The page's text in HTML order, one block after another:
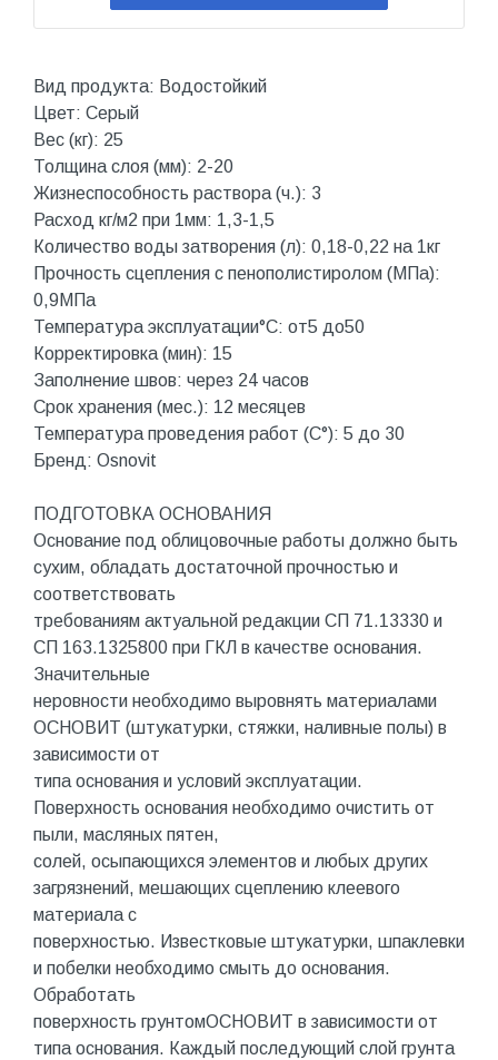
Вид продукта: Водостойкий
Цвет: Серый
Вес (кг): 25
Толщина слоя (мм): 2-20
Жизнеспособность раствора (ч.): 3
Расход кг/м2 при 1мм: 1,3-1,5
Количество воды затворения (л): 0,18-0,22 на 1кг
Прочность сцепления с пенополистиролом (МПа):
0,9МПа
Температура эксплуатации°C: от5 до50
Корректировка (мин): 15
Заполнение швов: через 24 часов
Срок хранения (мес.): 12 месяцев
Температура проведения работ (С°): 5 до 30
Бренд: Osnovit
ПОДГОТОВКА ОСНОВАНИЯ
Основание под облицовочные работы должно быть
сухим, обладать достаточной прочностью и
соответствовать
требованиям актуальной редакции СП 71.13330 и
СП 163.1325800 при ГКЛ в качестве основания.
Значительные
неровности необходимо выровнять материалами
ОСНОВИТ (штукатурки, стяжки, наливные полы) в
зависимости от
типа основания и условий эксплуатации.
Поверхность основания необходимо очистить от
пыли, масляных пятен,
солей, осыпающихся элементов и любых других
загрязнений, мешающих сцеплению клеевого
материала с
поверхностью. Известковые штукатурки, шпаклевки
и побелки необходимо смыть до основания.
Обработать
поверхность грунтомОСНОВИТ в зависимости от
типа основания. Каждый последующий слой грунта